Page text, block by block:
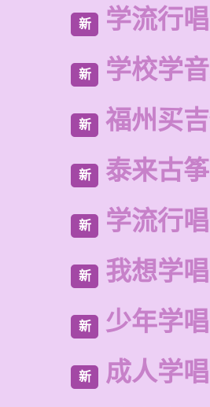
新 学流行
新 学校学
新 福州买
新 泰来古
新 学流行
新 我想学
新 少年学
新 成人学